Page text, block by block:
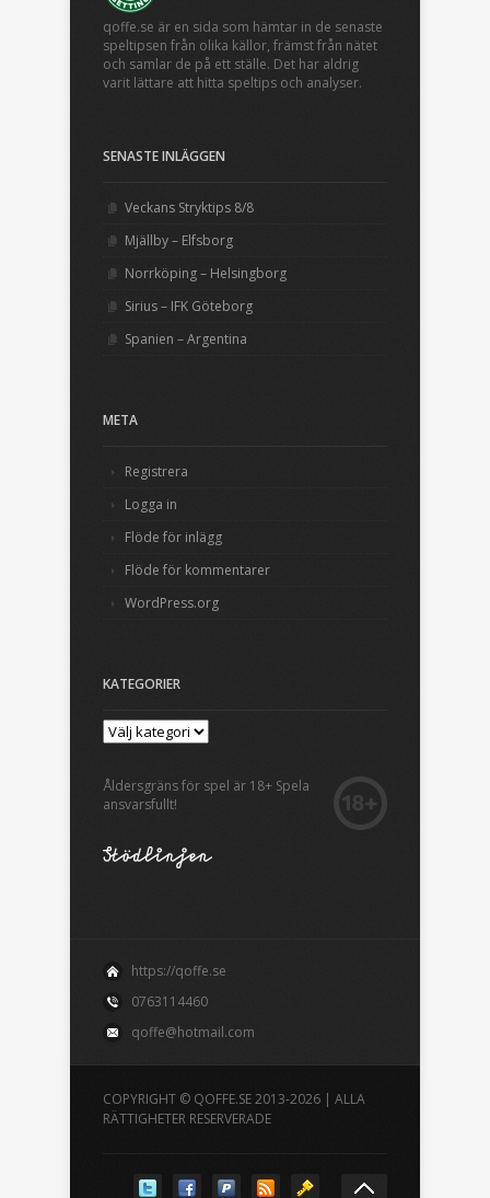
qoffe.se är en sida som hämtar in de senaste
speltipsen från olika källor, främst från nätet
och samlar de på ett ställe. Det har aldrig
varit lättare att hitta speltips och analyser.
SENASTE INLÄGGEN
Veckans Stryktips 8/8
Mjällby – Elfsborg
Norrköping – Helsingborg
Sirius – IFK Göteborg
Spanien – Argentina
META
Registrera
Logga in
Flöde för inlägg
Flöde för kommentarer
WordPress.org
KATEGORIER
Åldersgräns för spel är 18+ Spela
ansvarsfullt!
https://qoffe.se
0763114460
qoffe@hotmail.com
COPYRIGHT © QOFFE.SE 2013-2026 | ALLA
RÄTTIGHETER RESERVERADE